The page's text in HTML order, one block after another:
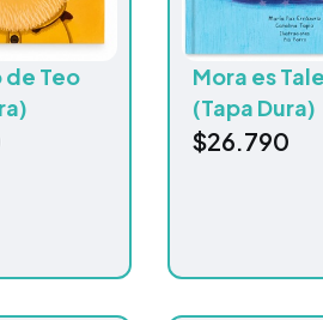
de Teo
Mora es
(Tapa Dura)
$26.790